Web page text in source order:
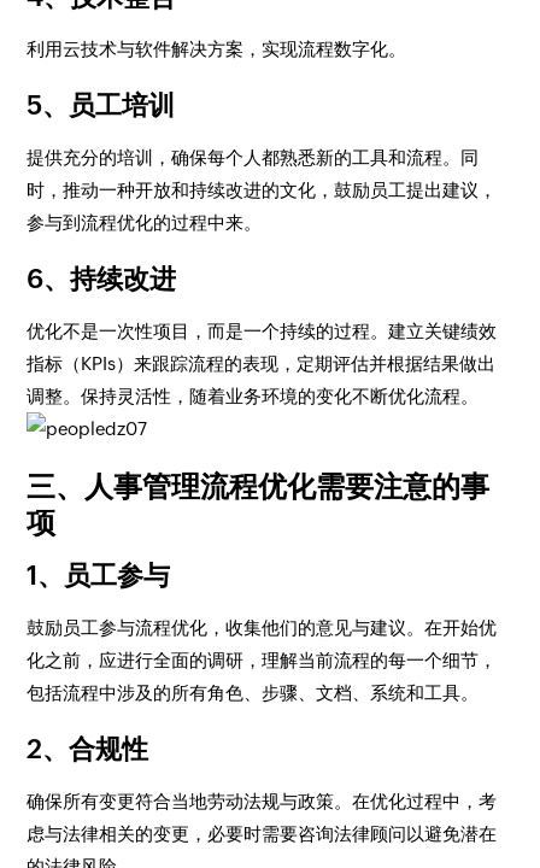
利用云技术与软件解决方案，实现流程数字化。
5、员工培训
提供充分的培训，确保每个人都熟悉新的工具和流程。同
时，推动一种开放和持续改进的文化，鼓励员工提出建议，
参与到流程优化的过程中来。
6、持续改进
优化不是一次性项目，而是一个持续的过程。建立关键绩效
指标（KPIs）来跟踪流程的表现，定期评估并根据结果做出
调整。保持灵活性，随着业务环境的变化不断优化流程。
三、人事管理流程优化需要注意的事
项
1、员工参与
鼓励员工参与流程优化，收集他们的意见与建议。在开始优
化之前，应进行全面的调研，理解当前流程的每一个细节，
包括流程中涉及的所有角色、步骤、文档、系统和工具。
2、合规性
确保所有变更符合当地劳动法规与政策。在优化过程中，考
虑与法律相关的变更，必要时需要咨询法律顾问以避免潜在